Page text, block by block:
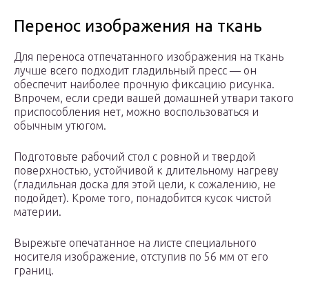
Перенос изображения на ткань
Для переноса отпечатанного изображения на ткань
лучше всего подходит гладильный пресс — он
обеспечит наиболее прочную фиксацию рисунка.
Впрочем, если среди вашей домашней утвари такого
приспособления нет, можно воспользоваться и
обычным утюгом.
Подготовьте рабочий стол с ровной и твердой
поверхностью, устойчивой к длительному нагреву
(гладильная доска для этой цели, к сожалению, не
подойдет). Кроме того, понадобится кусок чистой
материи.
Вырежьте опечатанное на листе специального
носителя изображение, отступив по 5­6 мм от его
границ.